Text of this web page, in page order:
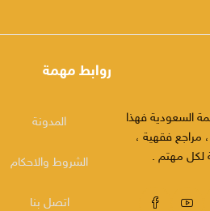
السعودية فهذا
مراجع فقهية ،
لكل مهتم .
روابط مهمة
المدونة
الشروط والاحكام
اتصل بنا